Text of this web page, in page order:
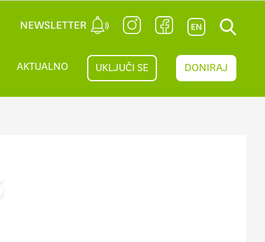
AKTUALNO UKLJUČI SE DONIRAJ